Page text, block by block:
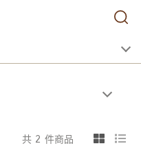
共 2 件商品